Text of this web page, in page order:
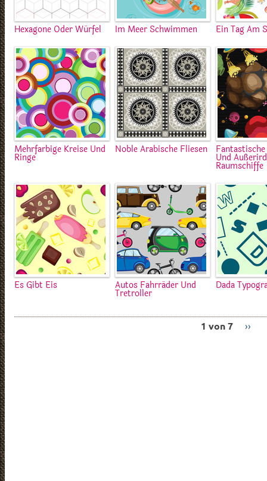
Hexagone Oder Würfel Im Meer Schwimmen Ein Tag Am
Mehrfarbige Kreise Und
Ringe
Noble Arabische Fliesen
Und
Raumschiffe
Es Gibt Eis Autos Fahrräder Und
Tretroller
Dada
1 von 7 ››